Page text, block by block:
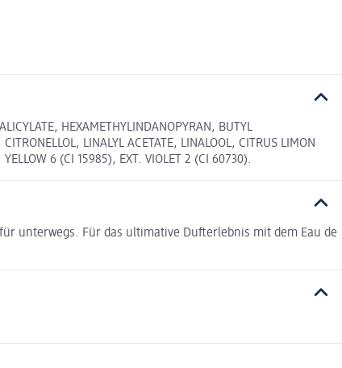
HEXAMETHYLINDANOPYRAN, BUTYL
LINALYL ACETATE, LINALOOL, CITRUS LIMON
YELLOW 6 (CI 15985), EXT. VIOLET 2 (CI 60730).
unterwegs. Für das ultimative Dufterlebnis mit dem Eau de